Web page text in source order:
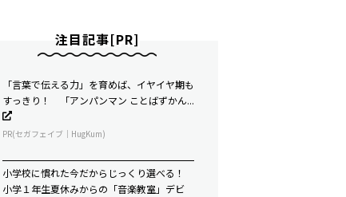
注目記事[PR]
「言葉で伝える力」を育めば、イヤイヤ期も
すっきり！ 「アンパンマン ことばずかん...
PR(セガフェイブ｜HugKum)
小学校に慣れた今だからじっくり選べる！
小学１年生夏休みからの「音楽教室」デビ